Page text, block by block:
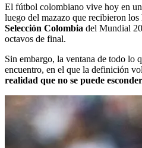
El fútbol colombiano vive hoy en
luego del mazazo que recibieron
Selección Colombia del Mundial
octavos de final.
Sin embargo, la ventana de todo lo
encuentro, en el que la definición
realidad que no se puede esconder